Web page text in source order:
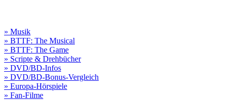
» Musik
» BTTF: The Musical
» BTTF: The Game
» Scripte & Drehbücher
» DVD/BD-Infos
» DVD/BD-Bonus-Vergleich
» Europa-Hörspiele
» Fan-Filme